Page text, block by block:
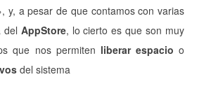
y, a pesar de que contamos con varias
del AppStore, lo cierto es que son muy
que nos permiten liberar espacio o
del sistema